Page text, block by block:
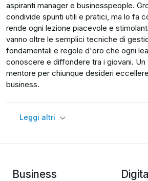
Insomma: alla fine del corso ti
gestire qualsiasi negoziazione e
tecniche più impattanti per ottenere
condizioni di qualsiasi cosa tu stia
Sei pronto dunque a imparare una
fare più la differenza sulla tua
Seguici allora: iniziamo subito.
aspiranti manager e businesspeople.
condivide spunti utili e pratici, ma lo fa
rende ogni lezione piacevole e
vanno oltre le semplici tecniche di
fondamentali e regole d'oro che ogni
conoscere e diffondere tra i giovani. Un
mentore per chiunque desideri
business.
Leggi altri
Business